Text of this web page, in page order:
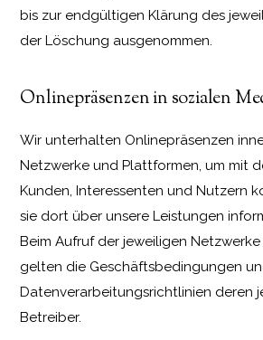
bis zur endgültigen Klärung des
der Löschung ausgenommen.
Onlinepräsenzen in sozialen
Wir unterhalten Onlinepräsenzen
Netzwerke und Plattformen, um mit
Kunden, Interessenten und Nutzern
sie dort über unsere Leistungen
Beim Aufruf der jeweiligen
gelten die Geschäftsbedingungen
Datenverarbeitungsrichtlinien deren
Betreiber.